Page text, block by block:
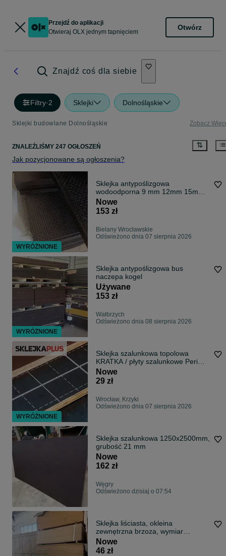
Przejdź do aplikacji
Otwieraj OLX jednym tapnięciem
Otwórz
Znajdź coś dla siebie
Filtry·2 Sklejki Dolnośląskie
Sklejki budowlane Dolnośląskie Zobacz
ZNALEŹLIŚMY 247 OGŁOSZEŃ
Jak pozycjonowane są ogłoszenia?
Sklejka antypoślizgowa
wodoodporna 9 mm 12mm 15mm
18mm 21mm 27mm 30 mm
Nowe
153 zł
Bielany Wrocławskie
Odświeżono dnia 07 sierpnia 2026
Sklejka antypoślizgowa bus
naczepa kogel
Używane
153 zł
Wałbrzych
Odświeżono dnia 08 sierpnia 2026
Sklejka szalunkowa topolowa
KRATKA / płyty szalunkowe Peri
HIT / Płyty Peri Doka / #twój
dostawca szlunków
Nowe
29 zł
Wrocław, Krzyki
Odświeżono dnia 07 sierpnia 2026
Sklejka szalunkowa 1250x2500mm,
grubość 21 mm
Nowe
162 zł
Węgry
Odświeżono dzisiaj o 07:54
Sklejka liściasta, okleina
zewnętrzna brzoza, wymiar
1220x2440, grubość 5 mm
Nowe
46 zł
WYRÓŻNIONE
WYRÓŻNIONE
WYRÓŻNIONE